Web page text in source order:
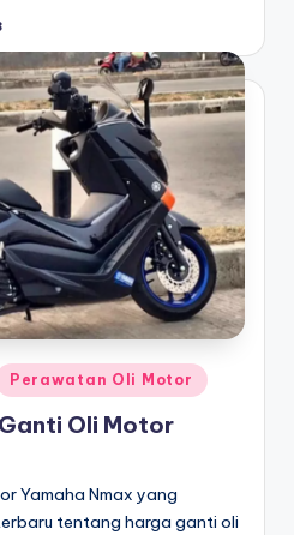
Perawatan Oli Motor
Oli Motor
Yamaha Nmax yang
tentang harga ganti oli